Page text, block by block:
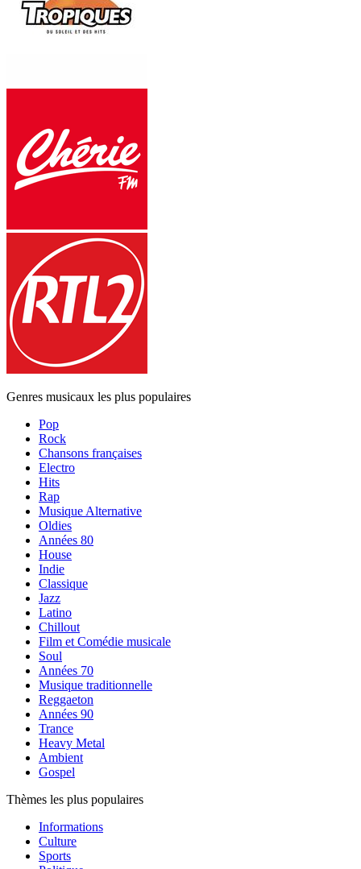
Genres musicaux les plus populaires
Pop
Rock
Chansons françaises
Electro
Hits
Rap
Musique Alternative
Oldies
Années 80
House
Indie
Classique
Jazz
Latino
Chillout
Film et Comédie musicale
Soul
Années 70
Musique traditionnelle
Reggaeton
Années 90
Trance
Heavy Metal
Ambient
Gospel
Thèmes les plus populaires
Informations
Culture
Sports